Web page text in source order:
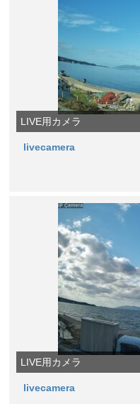
LIVE用カメラ
livecamera
LIVE用カメラ
livecamera